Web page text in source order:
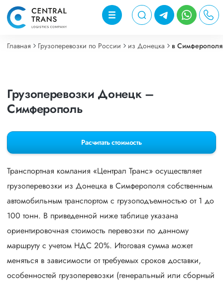
Главная Грузоперевозки по России из Донецка в Симферополя
Грузоперевозки Донецк –
Симферополь
Расчитать стоимость
Транспортная компания «Централ Транс» осуществляет
грузоперевозки из Донецка в Симферополя собственным
автомобильным транспортом с грузоподъемностью от 1 до
100 тонн. В приведенной ниже таблице указана
ориентировочная стоимость перевозки по данному
маршруту с учетом НДС 20%. Итоговая сумма может
меняться в зависимости от требуемых сроков доставки,
особенностей грузоперевозки (генеральный или сборный